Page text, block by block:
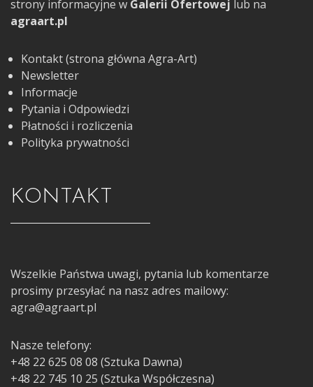
strony informacyjne w Galerii Ofertowej lub na
agraart.pl
Kontakt (strona główna Agra-Art)
Newsletter
Informacje
Pytania i Odpowiedzi
Płatności i rozliczenia
Polityka prywatności
KONTAKT
Wszelkie Państwa uwagi, pytania lub komentarze
prosimy przesyłać na nasz adres mailowy:
agra@agraart.pl
Nasze telefony:
+48 22 625 08 08 (Sztuka Dawna)
+48 22 745 10 25 (Sztuka Współczesna)